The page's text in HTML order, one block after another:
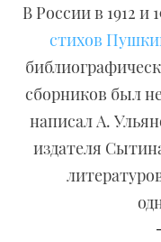
В России в 1912 и
стихов
сборников был
написал А.
издателя